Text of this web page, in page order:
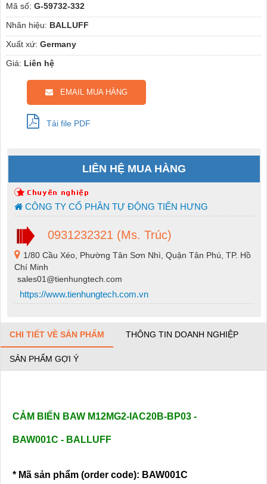
Mã số: G-59732-332
Nhãn hiệu: BALLUFF
Xuất xứ: Germany
Giá: Liên hệ
EMAIL MUA HÀNG
Tải file PDF
LIÊN HỆ MUA HÀNG
CÔNG TY CỔ PHẦN TỰ ĐỘNG TIẾN HƯNG
0931232321 (Ms. Trúc)
1/80 Cầu Xéo, Phường Tân Sơn Nhì, Quận Tân Phú, TP. Hồ
Chí Minh
sales01@tienhungtech.com
https://www.tienhungtech.com.vn
CHI TIẾT VỀ SẢN PHẨM THÔNG TIN DOANH NGHIỆP
SẢN PHẨM GỢI Ý
CẢM BIẾN BAW M12MG2-IAC20B-BP03 -
BAW001C - BALLUFF
* Mã sản phẩm (order code): BAW001C